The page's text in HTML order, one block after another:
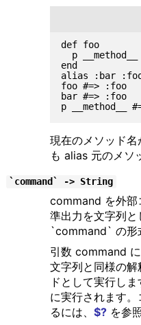
def foo
  p __method__
end
alias :bar
foo #=> :foo
bar #=> :foo
現在のメソッド
も alias 元のメソ
`command` -> String
command を外部
準出力を文字列
`command` の形
引数 command
文字列と同様の
ドとして実行し
に実行されます
るには、 $?を参照